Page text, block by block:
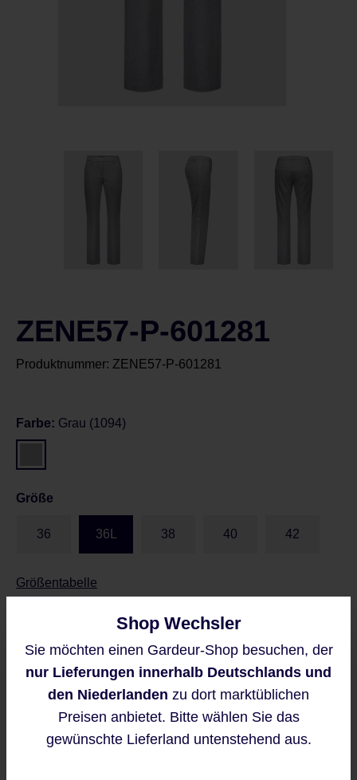
ZENE57-P-601281
Produktnummer: ZENE57-P-601281
Farbe: Grau (1094)
Größe
36 36L 38 40 42
Größentabelle
Preise inkl. MwSt. zzgl. Versandkosten
Regulärer Preis:
109,95 €
Sofort verfügbar, Lieferzeit: 2-5 Werktage
Shop Wechsler
Sie möchten einen Gardeur-Shop besuchen, der
nur Lieferungen innerhalb Deutschlands und
den Niederlanden zu dort marktüblichen
Preisen anbietet. Bitte wählen Sie das
gewünschte Lieferland untenstehend aus.
Diese Website verwendet Cookies,
um eine bestmögliche Erfahrung
bieten zu können.